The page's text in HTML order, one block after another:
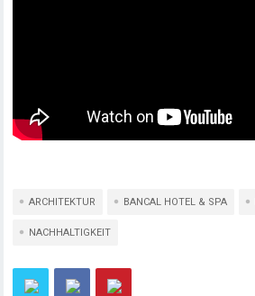
ARCHITEKTUR BANCAL HOTEL & SPA
NACHHALTIGKEIT